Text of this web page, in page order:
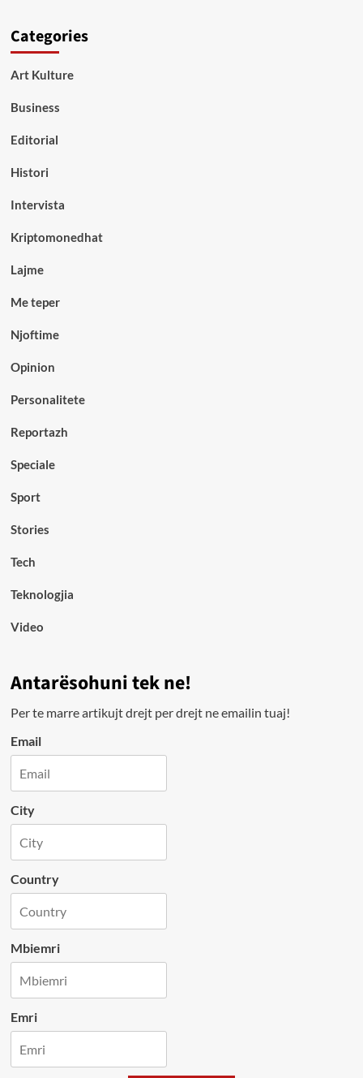
Categories
Art Kulture
Business
Editorial
Histori
Intervista
Kriptomonedhat
Lajme
Me teper
Njoftime
Opinion
Personalitete
Reportazh
Speciale
Sport
Stories
Tech
Teknologjia
Video
Antarësohuni tek ne!
Per te marre artikujt drejt per drejt ne emailin tuaj!
Email
City
Country
Mbiemri
Emri